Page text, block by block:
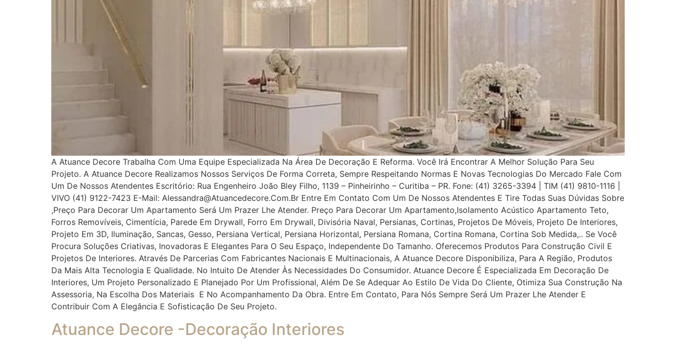
A Atuance Decore Trabalha Com Uma Equipe Especializada Na Área De Decoração E Reforma. Você Irá Encontrar A Melhor Solução Para Seu
Projeto. A Atuance Decore Realizamos Nossos Serviços De Forma Correta, Sempre Respeitando Normas E Novas Tecnologias Do Mercado Fale Com
Um De Nossos Atendentes Escritório: Rua Engenheiro João Bley Filho, 1139 – Pinheirinho – Curitiba – PR. Fone: (41) 3265-3394 | TIM (41) 9810-1116 |
VIVO (41) 9122-7423 E-Mail: Alessandra@atuancedecore.com.br Entre Em Contato Com Um De Nossos Atendentes E Tire Todas Suas Dúvidas Sobre
,Preço Para Decorar Um Apartamento Será Um Prazer Lhe Atender. Preço Para Decorar Um Apartamento,Isolamento Acústico Apartamento Teto,
Forros Removíveis, Cimentícia, Parede Em Drywall, Forro Em Drywall, Divisória Naval, Persianas, Cortinas, Projetos De Móveis, Projeto De Interiores,
Projeto Em 3D, Iluminação, Sancas, Gesso, Persiana Vertical, Persiana Horizontal, Persiana Romana, Cortina Romana, Cortina Sob Medida,.. Se Você
Procura Soluções Criativas, Inovadoras E Elegantes Para O Seu Espaço, Independente Do Tamanho. Oferecemos Produtos Para Construção Civil E
Projetos De Interiores. Através De Parcerias Com Fabricantes Nacionais E Multinacionais, A Atuance Decore Disponibiliza, Para A Região, Produtos
Da Mais Alta Tecnologia E Qualidade. No Intuito De Atender Às Necessidades Do Consumidor. Atuance Decore É Especializada Em Decoração De
Interiores, Um Projeto Personalizado E Planejado Por Um Profissional, Além De Se Adequar Ao Estilo De Vida Do Cliente, Otimiza Sua Construção Na
Assessoria, Na Escolha Dos Materiais E No Acompanhamento Da Obra. Entre Em Contato, Para Nós Sempre Será Um Prazer Lhe Atender E
Contribuir Com A Elegância E Sofisticação De Seu Projeto.
Atuance Decore -Decoração Interiores